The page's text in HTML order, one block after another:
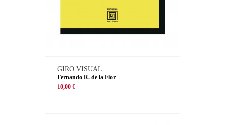
GIRO VISUAL
Fernando R. de la Flor
10,00 €